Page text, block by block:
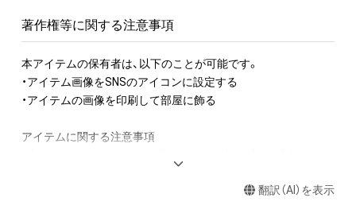
著作権等に関する注意事項
本アイテムの保有者は、以下のことが可能です。
・アイテム画像をSNSのアイコンに設定する
・アイテムの画像を印刷して部屋に飾る
アイテムに関する注意事項
権(著作権、特許権、実用新案権、商標権、意匠権その他の知的財
翻訳（AI）を表示